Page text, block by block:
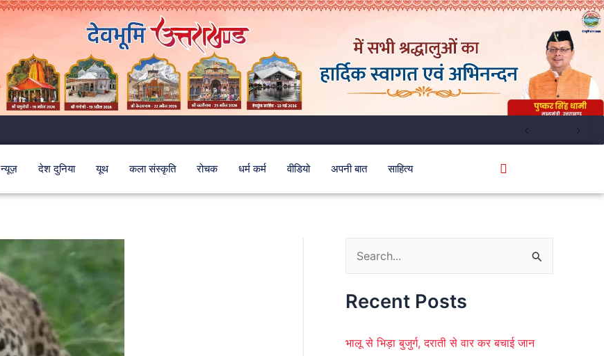
न्यूज़ देश दुनिया यूथ कला संस्कृति रोचक धर्म कर्म वीडियो अपनी बात साहित्य
a
c
Recent Posts
भालू से भिड़ा बुजुर्ग, दराती से वार कर बचाई जान